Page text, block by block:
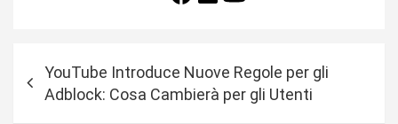
YouTube Introduce Nuove Regole per gli
Adblock: Cosa Cambierà per gli Utenti